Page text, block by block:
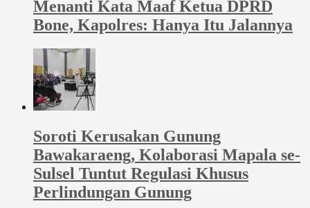
Menanti Kata Maaf Ketua DPRD
Bone, Kapolres: Hanya Itu Jalannya
Soroti Kerusakan Gunung
Bawakaraeng, Kolaborasi Mapala se-
Sulsel Tuntut Regulasi Khusus
Perlindungan Gunung